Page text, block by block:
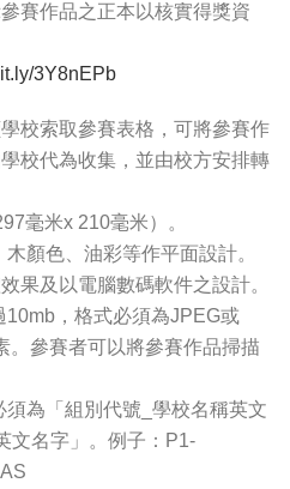
賽作品之正本以核實得獎資
3Y8nEPb
校索取參賽表格，可將參賽作
校代為收集，並由校方安排轉
毫米x 210毫米）。
顏色、油彩等作平面設計。
果及以電腦數碼軟件之設計。
，格式必須為JPEG或
。參賽者可以將參賽作品掃描
為「組別代號_學校名稱英文
文名字」。例子：P1-